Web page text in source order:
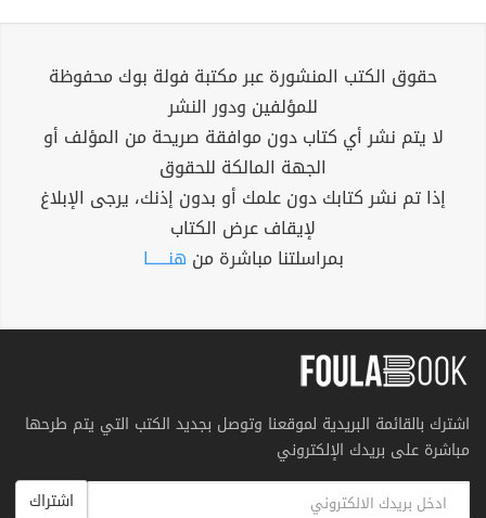
حقوق الكتب المنشورة عبر مكتبة فولة بوك محفوظة
للمؤلفين ودور النشر
لا يتم نشر أي كتاب دون موافقة صريحة من المؤلف أو
الجهة المالكة للحقوق
إذا تم نشر كتابك دون علمك أو بدون إذنك، يرجى الإبلاغ
لإيقاف عرض الكتاب
بمراسلتنا مباشرة من هنــــــا
اشترك بالقائمة البريدية لموقعنا وتوصل بجديد الكتب التي يتم طرحها
مباشرة على بريدك الإلكتروني
اشتراك